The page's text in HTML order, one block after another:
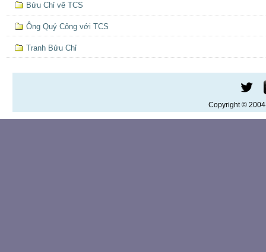
Bửu Chỉ vẽ TCS
Ông Quý Công với TCS
Tranh Bửu Chỉ
Copyright ©